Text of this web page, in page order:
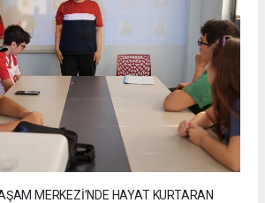
MERKEZİ’NDE HAYAT KURTARAN